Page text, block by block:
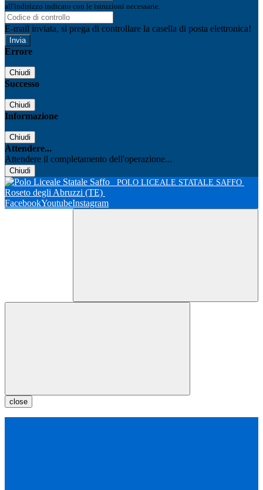
all'indirizzo indicato con le istruzioni necessarie.
E-mail inviata, si prega di controllare la casella di posta elettronica!
Errore
Chiudi
Successo
Chiudi
Informazione
Chiudi
Attendere...
Attendere il completamento dell'operazione...
Chiudi
POLO LICEALE STATALE SAFFO
Roseto degli Abruzzi (TE)
FacebookYoutubeInstagram
close